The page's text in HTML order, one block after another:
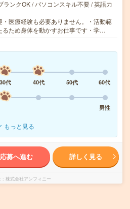
ランクOK / パソコンスキル不要 / 英語力
・医療経験も必要ありません。・活動範
るため身体を動かすお仕事です・学…
30代 40代 50代
60代
男性
もっと見る
応募へ進む 詳しく見る
株式会社アンフィニー